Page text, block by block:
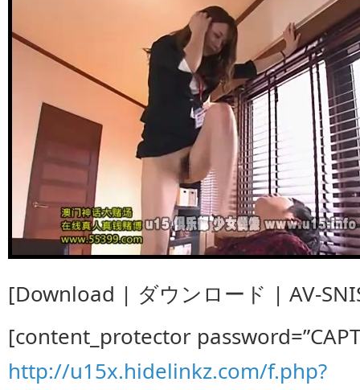
[Download | ダウンロード | AV-
[content_protector
http://u15x.hidelinkz.com/f.php?